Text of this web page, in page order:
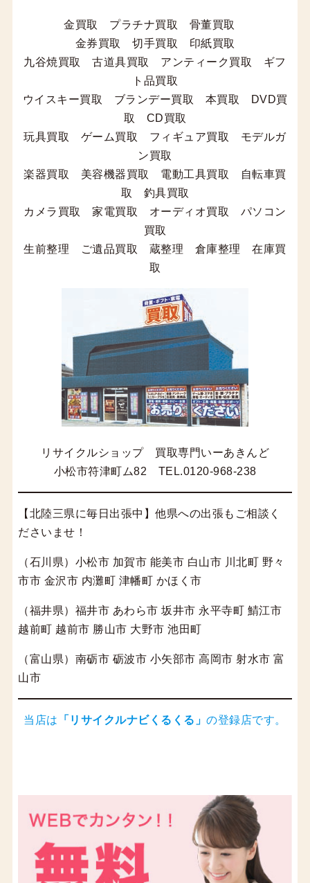
金買取 プラチナ買取 骨董買取
金券買取 切手買取 印紙買取
九谷焼買取 古道具買取 アンティーク買取 ギフ
ト品買取
ウイスキー買取 ブランデー買取 本買取 DVD買
取 CD買取
玩具買取 ゲーム買取 フィギュア買取 モデルガ
ン買取
楽器買取 美容機器買取 電動工具買取 自転車買
取 釣具買取
カメラ買取 家電買取 オーディオ買取 パソコン
買取
生前整理 ご遺品買取 蔵整理 倉庫整理 在庫買
取
リサイクルショップ 買取専門いーあきんど
小松市符津町ム82 TEL.0120-968-238
【北陸三県に毎日出張中】他県への出張もご相談く
ださいませ！
（石川県）小松市 加賀市 能美市 白山市 川北町 野々
市市 金沢市 内灘町 津幡町 かほく市
（福井県）福井市 あわら市 坂井市 永平寺町 鯖江市
越前町 越前市 勝山市 大野市 池田町
（富山県）南砺市 砺波市 小矢部市 高岡市 射水市 富
山市
当店は 「 リサイクルナビくるくる 」の登録店です。